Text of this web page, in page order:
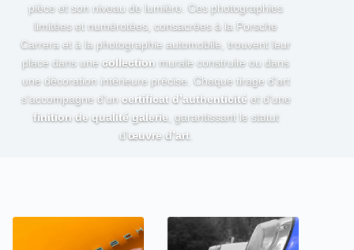
pièce et son niveau de lumière. Ces photographies
limitées et numérotées, consacrées à la Porsche
Carrera et à la photographie automobile, trouvent leur
place dans unecollection murale construite ou dans
une décoration intérieure précise. Chaque tirage d’art
s’accompagne d’un certificat d’authenticitéet d’une
finition de qualité galerie, garantissant le statut
d’œuvre d’art.